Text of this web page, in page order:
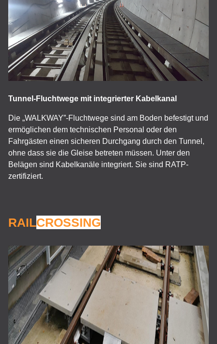
Tunnel-Fluchtwege mit integrierter Kabelkanal
Die „WALKWAY”-Fluchtwege sind am Boden befestigt und
ermöglichen dem technischen Personal oder den
Fahrgästen einen sicheren Durchgang durch den Tunnel,
ohne dass sie die Gleise betreten müssen. Unter den
Belägen sind Kabelkanäle integriert. Sie sind RATP-
zertifiziert.
RAILCROSSING